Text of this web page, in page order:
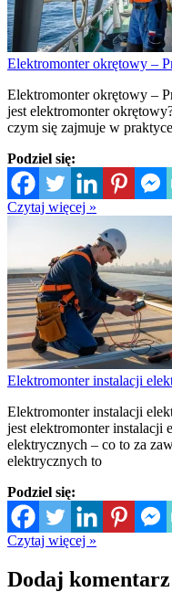
Elektromonter okrętowy –
Elektromonter okrętowy –
jest elektromonter
czym się zajmuje w
Podziel się:
Czytaj więcej »
Elektromonter instalacji
Elektromonter instalacji
jest elektromonter instalacji
elektrycznych – co to za
elektrycznych to
Podziel się:
Czytaj więcej »
Dodaj komentarz